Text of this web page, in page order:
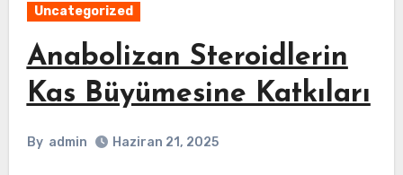
Uncategorized
Anabolizan Steroidlerin
Kas Büyümesine Katkıları
By admin Haziran 21, 2025